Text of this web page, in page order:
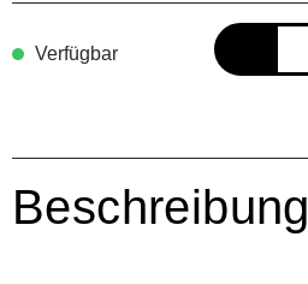
Verfügbar
Beschreibung